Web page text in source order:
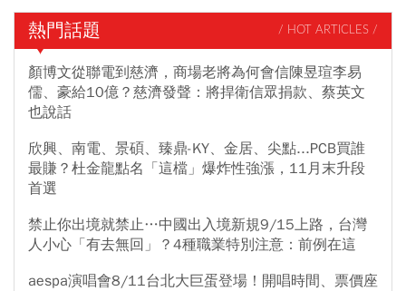
熱門話題 / HOT ARTICLES /
顏博文從聯電到慈濟，商場老將為何會信陳昱瑄李易
儒、豪給10億？慈濟發聲：將捍衛信眾捐款、蔡英文
也說話
欣興、南電、景碩、臻鼎-KY、金居、尖點...PCB買誰
最賺？杜金龍點名「這檔」爆炸性強漲，11月末升段
首選
禁止你出境就禁止…中國出入境新規9/15上路，台灣
人小心「有去無回」？4種職業特別注意：前例在這
aespa演唱會8/11台北大巨蛋登場！開唱時間、票價座